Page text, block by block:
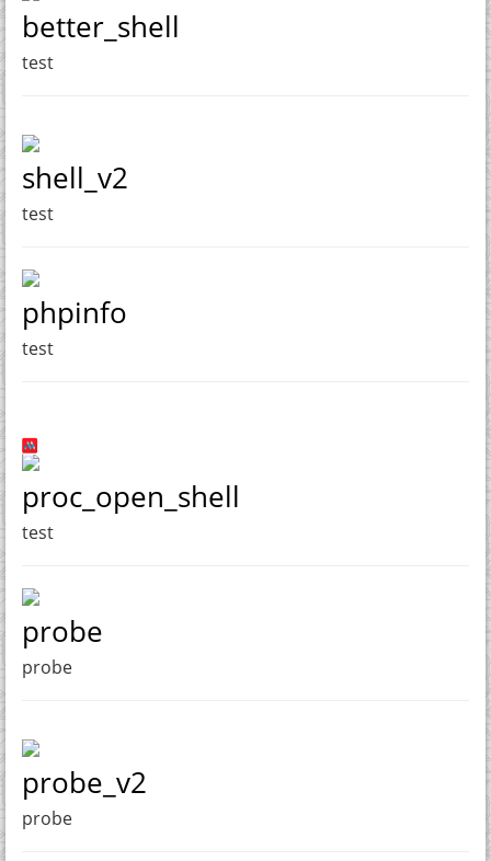
better_shell
test
shell_v2
test
phpinfo
test
proc_open_shell
test
probe
probe
probe_v2
probe